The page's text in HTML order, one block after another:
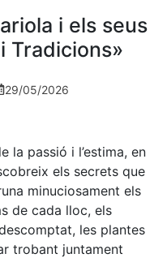
i els seus
Tradicions»
29/05/2026
la passió i l’estima, en
els secrets que
minuciosament els
de cada lloc, els
les plantes
trobant juntament